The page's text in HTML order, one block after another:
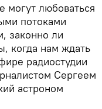
могут любоваться
потоками
законно ли
когда нам ждать
радиостудии
Сергеем
астроном